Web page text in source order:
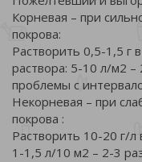
Корневая – при
покрова:
Растворить 0,5-1,5 г
раствора: 5-10 л/м2 –
проблемы с
Некорневая – при
покрова :
Растворить 10-20 г/л
1-1,5 л/10 м2 – 2-3